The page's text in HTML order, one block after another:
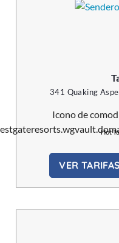
341 Quaking
Hot
VER TARIFAS